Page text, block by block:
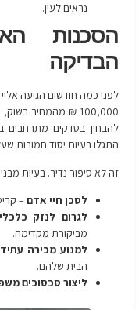
נראים לעין.
הסכנות
הבדיקה
לפני כמה חודשים הגיעה
100,000 ₪ מהמחיר
להבחין בסדקים מתרחבים
התגלו בעיות יסוד חמורות שעלותן
זה לא סיפור נדיר. בעיות
לסכן חיי אדם–
לגרום לנזק
מביקורת מקדימה.
למנוע מכירה
הבית שלהם.
ליצור סכסוכים